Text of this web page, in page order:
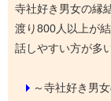
寺社好き男女の縁
渡り800人以上が
話しやすい方が多
～寺社好き男